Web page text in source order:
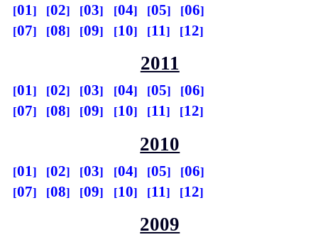
01 02 03 04 05
06
07
08 09 10 11 12
2011
01 02 03 04 05
06
07
08 09 10 11 12
2010
01 02 03 04 05
06
07
08 09 10 11 12
2009